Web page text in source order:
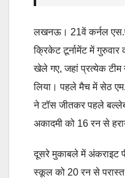
लखनऊ। 21वें कर्नल
क्रिकेट टूर्नामेंट में
खेले गए, जहां प्रत्येक टीम
लिया। पहले मैच में सेठ
ने टॉस जीतकर पहले
अकादमी को 16 रन से
दूसरे मुकाबले में अंकराइट
स्कूल को 20 रन से